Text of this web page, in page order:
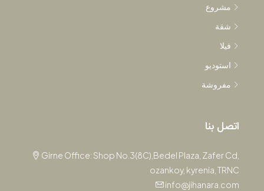
مشروع
شقة
فيلا
استوديو
مفروشة
اتصل بنا
Girne Office: Shop No.3(8C),Bedel Plaza, Zafer Cd,
ozankoy, kyrenia, TRNC
info@jihanara.com